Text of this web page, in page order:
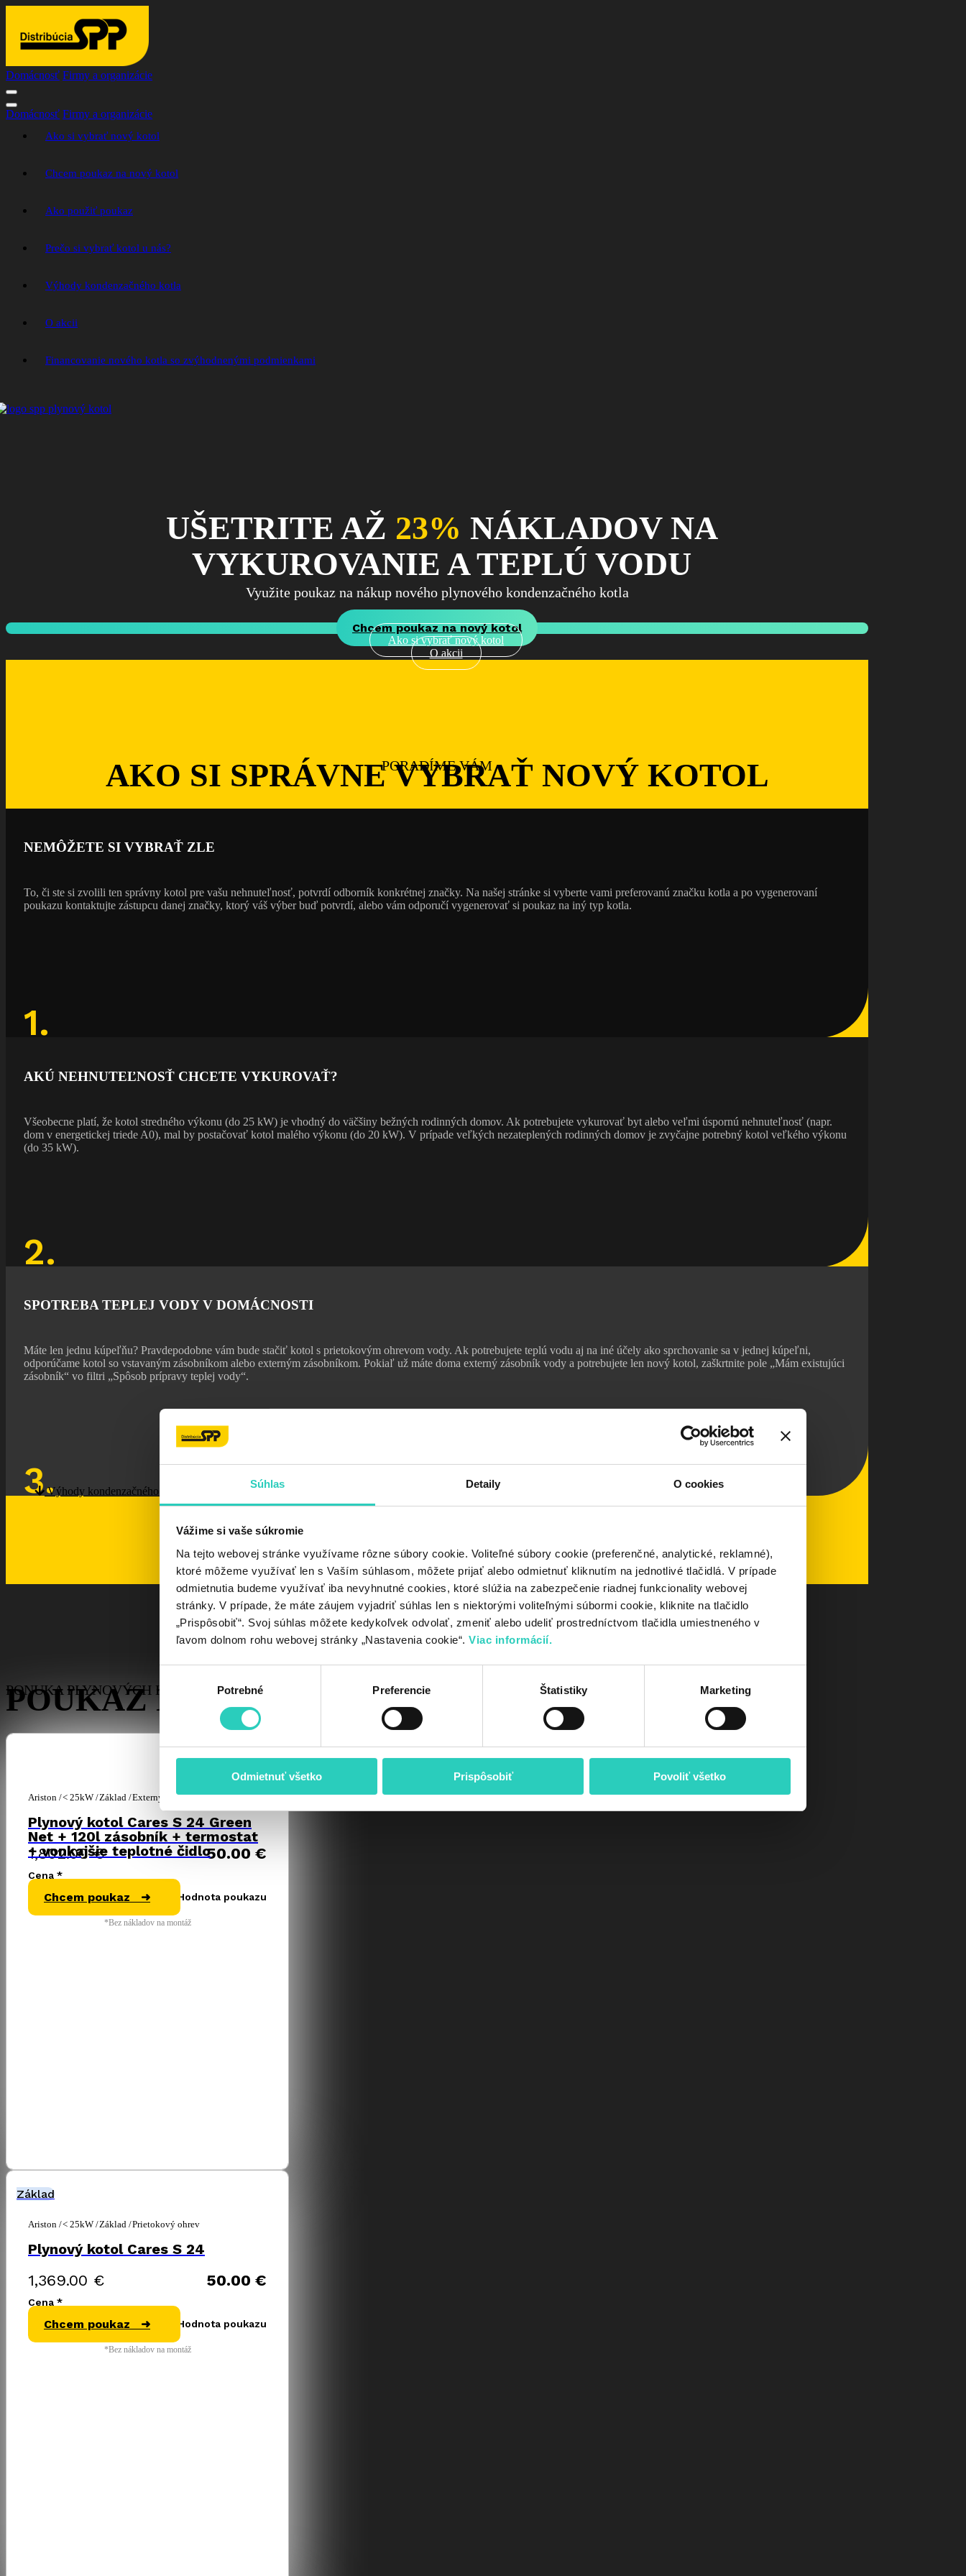
Súhlas Detaily O cookies
Vážime si vaše súkromie
Na tejto webovej stránke využívame rôzne súbory cookie. Voliteľné súbory cookie (preferenčné, analytické, reklamné),
ktoré môžeme využívať len s Vaším súhlasom, môžete prijať alebo odmietnuť kliknutím na jednotlivé tlačidlá. V prípade
odmietnutia budeme využívať iba nevyhnutné cookies, ktoré slúžia na zabezpečenie riadnej funkcionality webovej
stránky. V prípade, že máte záujem vyjadriť súhlas len s niektorými voliteľnými súbormi cookie, kliknite na tlačidlo
„Prispôsobiť“. Svoj súhlas môžete kedykoľvek odvolať, zmeniť alebo udeliť prostredníctvom tlačidla umiestneného v
ľavom dolnom rohu webovej stránky „Nastavenia cookie“. Viac informácií.
súhlasu
Potrebné Preferencie Štatistiky Marketing
Odmietnuť všetko Prispôsobiť Povoliť všetko
Domácnosť Firmy a organizácie
Domácnosť Firmy a organizácie
Ako si vybrať nový kotol
Chcem poukaz na nový kotol
Ako použiť poukaz
Prečo si vybrať kotol u nás?
Výhody kondenzačného kotla
O akcii
Financovanie nového kotla so zvýhodnenými podmienkami
UŠETRITE AŽ 23% NÁKLADOV NA
VYKUROVANIE A TEPLÚ VODU
Využite poukaz na nákup nového plynového kondenzačného kotla
Chcem poukaz na nový kotol
Ako si vybrať nový kotol
O akcii
PORADÍME VÁM
AKO SI SPRÁVNEVYBRAŤ NOVÝ KOTOL
NEMÔŽETE SI VYBRAŤ ZLE
To, či ste si zvolili ten správny kotol pre vašu nehnuteľnosť, potvrdí odborník konkrétnej značky. Na našej stránke si vyberte vami preferovanú značku kotla a po vygenerovaní
poukazu kontaktujte zástupcu danej značky, ktorý váš výber buď potvrdí, alebo vám odporučí vygenerovať si poukaz na iný typ kotla.
1.
AKÚ NEHNUTEĽNOSŤ CHCETE VYKUROVAŤ?
Všeobecne platí, že kotol stredného výkonu (do 25 kW) je vhodný do väčšiny bežných rodinných domov. Ak potrebujete vykurovať byt alebo veľmi úspornú nehnuteľnosť (napr.
dom v energetickej triede A0), mal by postačovať kotol malého výkonu (do 20 kW). V prípade veľkých nezateplených rodinných domov je zvyčajne potrebný kotol veľkého výkonu
(do 35 kW).
2.
SPOTREBA TEPLEJ VODY V DOMÁCNOSTI
Máte len jednu kúpeľňu? Pravdepodobne vám bude stačiť kotol s prietokovým ohrevom vody. Ak potrebujete teplú vodu aj na iné účely ako sprchovanie sa v jednej kúpeľni,
odporúčame kotol so vstavaným zásobníkom alebo externým zásobníkom. Pokiaľ už máte doma externý zásobník vody a potrebujete len nový kotol, zaškrtnite pole „Mám existujúci
zásobník“ vo filtri „Spôsob prípravy teplej vody“.
3.Výhody kondenzačného kotla
PONUKA PLYNOVÝCH KOTLOV
POUKAZ NA NOVÝ KOTOL
Výkon
kotla
Spôsob prípravy
teplej vody
Zoradenie
Základ
Ariston < 25kW Základ Externý zásobník
Plynový kotol Cares S 24 Green
Net + 120l zásobník + termostat
+ vonkajšie teplotné čidlo
Cena *
Hodnota poukazu
1,802.00€ 50.00 €
Chcem poukaz ➜
*Bez nákladov na montáž
Základ
Ariston < 25kW Základ Prietokový ohrev
Plynový kotol Cares S 24
Cena *
Hodnota poukazu
1,369.00 € 50.00 €
Chcem poukaz ➜
*Bez nákladov na montáž